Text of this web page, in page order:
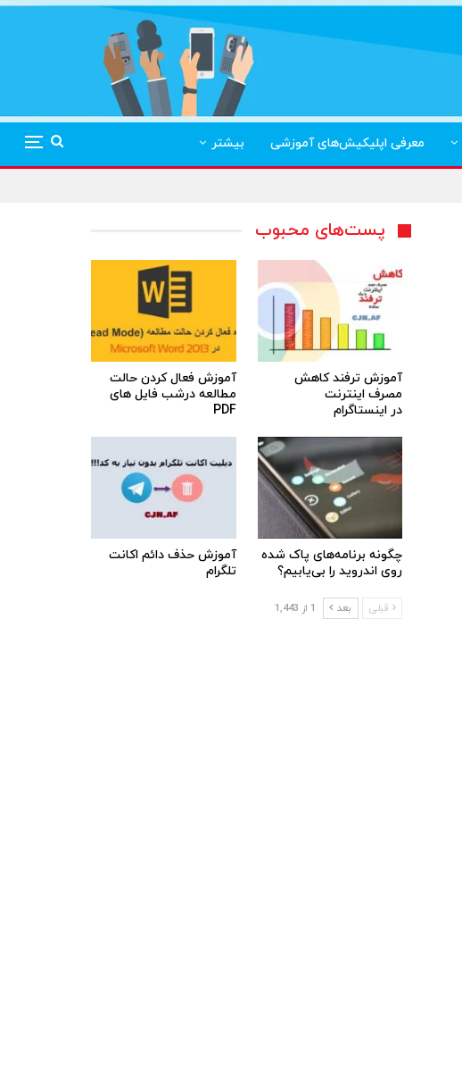
معرفی اپلیکیش‌های آموزشی بیشتر
پست‌های محبوب
آموزش ترفند کاهش
مصرف اینترنت
در اینستاگرام
آموزش فعال کردن حالت
مطالعه درشب فایل های
PDF
چگونه برنامه‌های پاک شده
روی اندروید را بی‌یابیم؟
آموزش حذف دائم اکانت
تلگرام
قبلی بعد 1 از 1,443